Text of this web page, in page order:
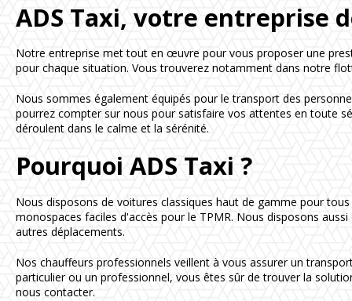
ADS Taxi, votre entreprise
Notre entreprise met tout en œuvre pour vous proposer une
pour chaque situation. Vous trouverez notamment dans notre
Nous sommes également équipés pour le transport des
pourrez compter sur nous pour satisfaire vos attentes en toute
déroulent dans le calme et la sérénité.
Pourquoi ADS Taxi ?
Nous disposons de voitures classiques haut de gamme pour
monospaces faciles d'accès pour le TPMR. Nous disposons
autres déplacements.
Nos chauffeurs professionnels veillent à vous assurer un
particulier ou un professionnel, vous êtes sûr de trouver la
nous contacter.